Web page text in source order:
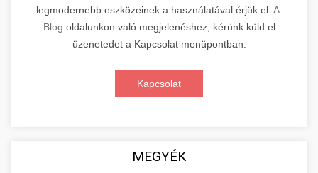
legmodernebb eszközeinek a használatával érjük el. A
Blog oldalunkon való megjelenéshez, kérünk küld el
üzenetedet a Kapcsolat menüpontban.
Kapcsolat
MEGYÉK